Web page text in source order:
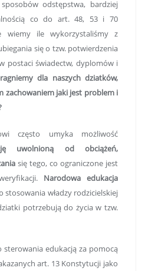
odstępstwa, bardziej
co do art. 48, 53 i 70
wiemy ile wykorzystaliśmy z
się o tzw. potwierdzenia
postaci świadectw, dyplomów i
dla naszych dziatków,
zachowaniem jaki jest problem i
często umyka możliwość
uwolnioną
od obciążeń,
się tego, co ograniczone jest
Narodowa edukacja
władzy rodzicielskiej
potrzebują do życia w tzw.
edukacją za pomocą
art. 13 Konstytucji jako